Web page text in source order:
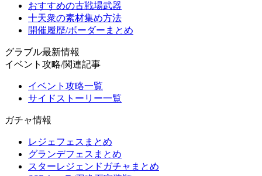
おすすめの古戦場武器
十天衆の素材集め方法
開催履歴/ボーダーまとめ
グラブル最新情報
イベント攻略/関連記事
イベント攻略一覧
サイドストーリー一覧
ガチャ情報
レジェフェスまとめ
グランデフェスまとめ
スターレジェンドガチャまとめ